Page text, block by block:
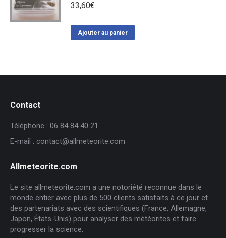
33,60€
Ajouter au panier
Contact
Téléphone : 06 84 84 40 21
E-mail : contact@allmeteorite.com
Allmeteorite.com
Le site allmeteorite.com a une notoriété reconnue dans le
monde entier avec plus de 500 clients satisfaits à ce jour et
des partenariats avec des scientifiques (France, Allemagne,
Japon, États-Unis) pour analyser des météorites et faire
progresser la science.